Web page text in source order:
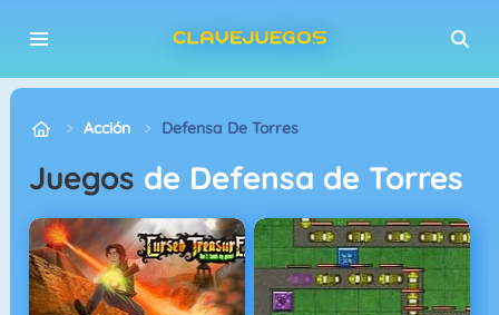
Acción Defensa De Torres
Juegos de Defensa de Torres